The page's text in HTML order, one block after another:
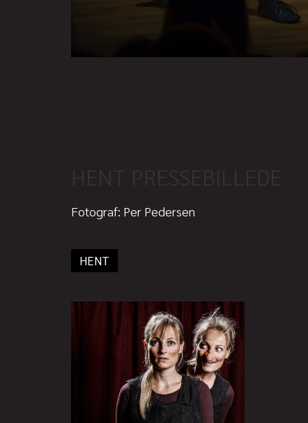
Fotograf: Per Pedersen
HENT